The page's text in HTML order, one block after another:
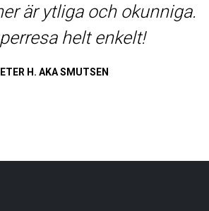
lång tid och jag är glad
DaveUSA, kanon
helt underbara resa.